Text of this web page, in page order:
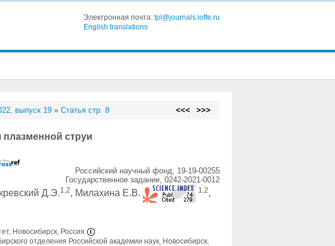
Электронная почта: tpl@journals.ioffe.ru
English translations
выпуск 19 »Статья стр. 8 <<< >>>
струи
Российский научный фонд, 19-19-00255
Государственное задание, 0242-2021-0012
Д.Э.1,2, Милахина Е.В. 1,2,
Новосибирск, Россия
отделения Российской академии наук, Новосибирск,